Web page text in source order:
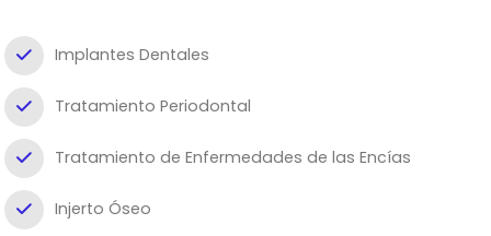
Implantes Dentales
Tratamiento Periodontal
Tratamiento de Enfermedades de las Encías
Injerto Óseo